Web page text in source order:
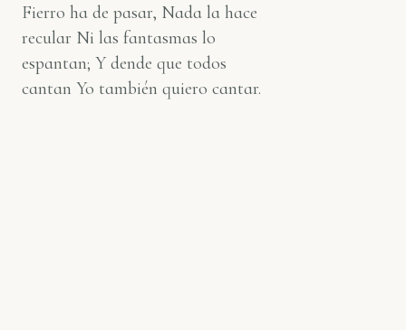
Fierro ha de pasar, Nada la hace
recular Ni las fantasmas lo
espantan; Y dende que todos
cantan Yo también quiero cantar.